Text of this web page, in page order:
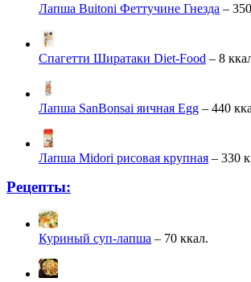
Лапша Buitoni Феттучине Гнезда –
Спагетти Ширатаки Diet-Food – 8
Лапша SanBonsai яичная Egg – 440
Лапша Midori рисовая крупная – 330
Рецепты:
Куриный суп-лапша – 70 ккал.